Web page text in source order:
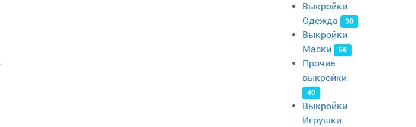
Выкройки
Одежда
90
Выкройки
Маски
56
Прочие
выкройки
40
Выкройки
Игрушки